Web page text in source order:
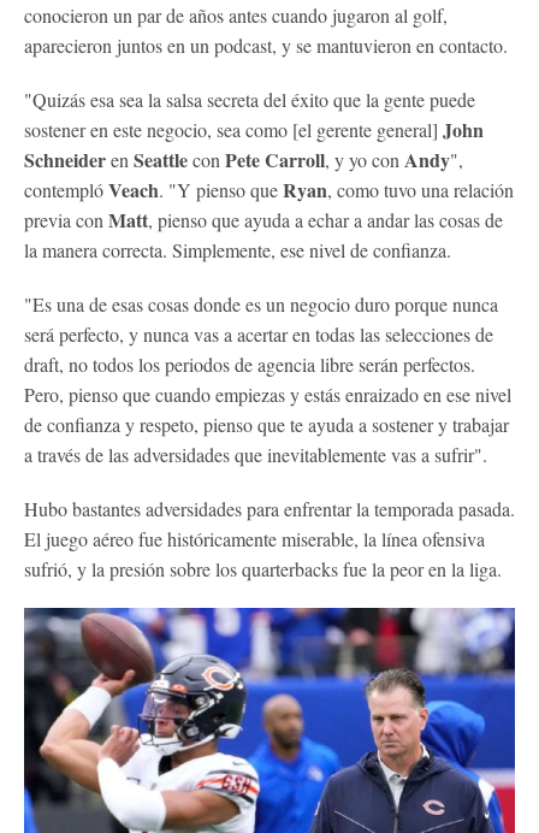
conocieron un par de años antes cuando jugaron al golf,
aparecieron juntos en un podcast, y se mantuvieron en contacto.
"Quizás esa sea la salsa secreta del éxito que la gente puede
sostener en este negocio, sea como [el gerente general] John
Schneideren Seattlecon Pete Carroll, y yo con Andy",
contemplóVeach. "Y pienso queRyan, como tuvo una relación
previa con Matt, pienso que ayuda a echar a andar las cosas de
la manera correcta. Simplemente, ese nivel de confianza.
"Es una de esas cosas donde es un negocio duro porque nunca
será perfecto, y nunca vas a acertar en todas las selecciones de
draft, no todos los periodos de agencia libre serán perfectos.
Pero, pienso que cuando empiezas y estás enraizado en ese nivel
de confianza y respeto, pienso que te ayuda a sostener y trabajar
a través de las adversidades que inevitablemente vas a sufrir".
Hubo bastantes adversidades para enfrentar la temporada pasada.
El juego aéreo fue históricamente miserable, la línea ofensiva
sufrió, y la presión sobre los quarterbacks fue la peor en la liga.